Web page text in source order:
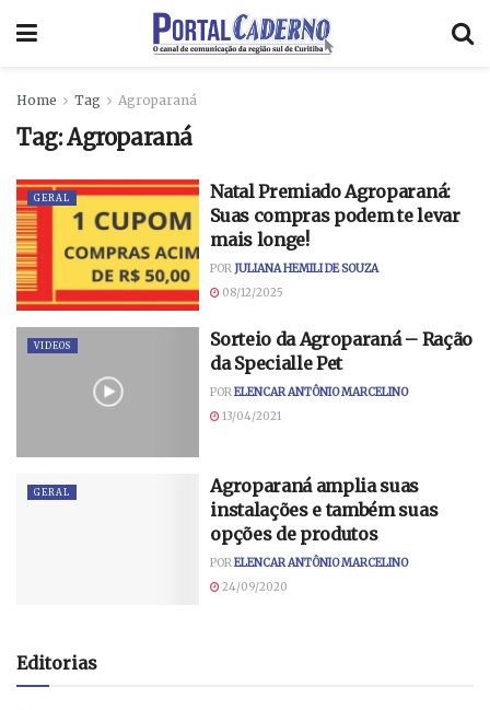
Home Tag Agroparaná
Tag:Agroparaná
GERAL
Natal Premiado Agroparaná:
Suas compras podem te levar
mais longe!
POR JULIANA HEMILI DE SOUZA
08/12/2025
VIDEOS
Sorteio da Agroparaná – Ração
da Specialle Pet
POR ELENCAR ANTÔNIO MARCELINO
13/04/2021
GERAL
Agroparaná amplia suas
instalações e também suas
opções de produtos
PORELENCAR ANTÔNIO MARCELINO
24/09/2020
Editorias